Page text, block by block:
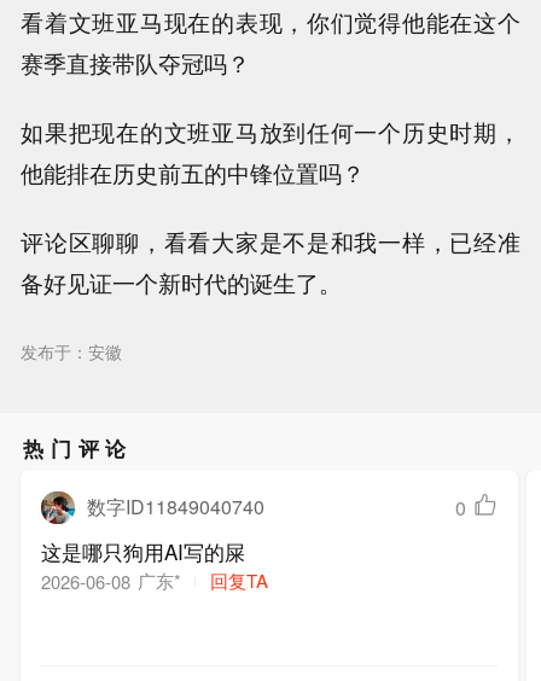
看着文班亚马现在的表现，你们觉得他能在这个
赛季直接带队夺冠吗？
如果把现在的文班亚马放到任何一个历史时期，
他能排在历史前五的中锋位置吗？
评论区聊聊，看看大家是不是和我一样，已经准
备好见证一个新时代的诞生了。
发布于：安徽
热门评论
数字ID11849040740 0
这是哪只狗用AI写的屎
2026-06-08 广东* 回复TA